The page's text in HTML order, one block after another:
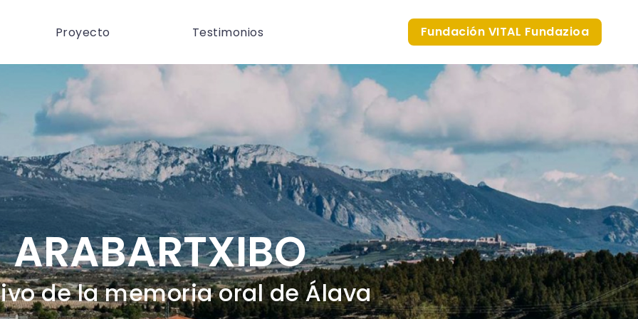
Proyecto Testimonios Fundación VITAL Fundazioa
ARABARTXIBO
de la memoria oral de Álava